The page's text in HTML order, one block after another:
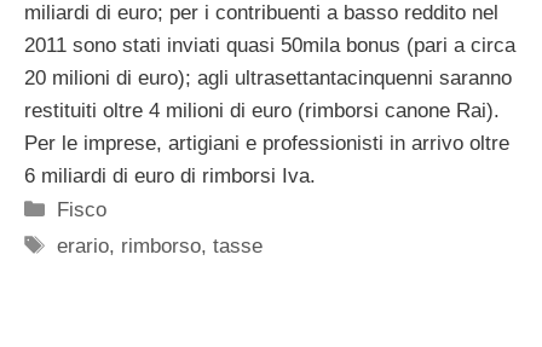
miliardi di euro; per i contribuenti a basso reddito nel
2011 sono stati inviati quasi 50mila bonus (pari a circa
20 milioni di euro); agli ultrasettantacinquenni saranno
restituiti oltre 4 milioni di euro (rimborsi canone Rai).
Per le imprese, artigiani e professionisti in arrivo oltre
6 miliardi di euro di rimborsi Iva.
Categorie
Fisco
Tag
erario, rimborso,tasse